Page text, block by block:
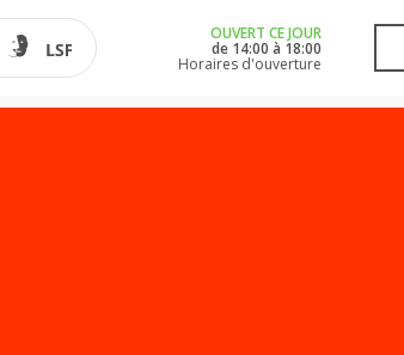
OUVERT CE JOUR
de 14:00 à 18:00
Horaires d'ouverture